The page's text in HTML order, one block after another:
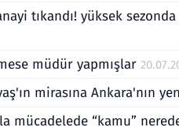
tıkandı! yüksek
müdür yapmışlar
mirasına Ankara'nın
mücadelede “kamu”